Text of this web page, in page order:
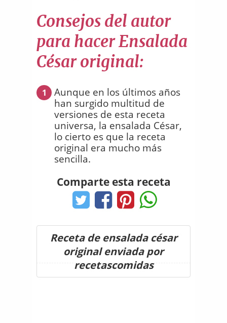
Consejos del autor
para hacer Ensalada
César original:
1
Aunque en los últimos años
han surgido multitud de
versiones de esta receta
universa, la ensalada César,
lo cierto es que la receta
original era mucho más
sencilla.
Comparte esta receta
Receta de ensalada césar
original enviada por
recetascomidas